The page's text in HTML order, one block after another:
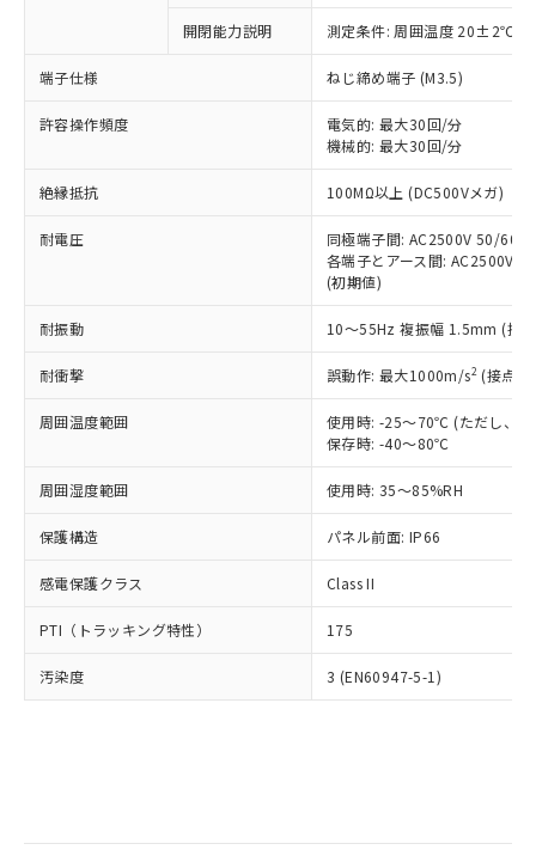
開閉能力説明 測定条件: 周囲温度 20±2℃、
端子仕様 ねじ締め端子 (M3.5)
許容操作頻度
電気的: 最大30回/分
機械的: 最大30回/分
絶縁抵抗 100MΩ以上 (DC500Vメガ)
耐電圧
同極端子間: AC2500V 50/
各端子とアース間: AC2500V
(初期値)
耐振動 10～55Hz 複振幅 1.5mm (接
耐衝撃 誤動作: 最大1000m/s2 (接点
周囲温度範囲
使用時: -25～70℃ (ただし、氷
保存時: -40～80℃
周囲湿度範囲 使用時: 35～85%RH
保護構造 パネル前面: IP66
感電保護クラス Class II
PTI（トラッキング特性） 175
汚染度 3 (EN60947-5-1)
以下の条件をお読みいただき、同意のうえ
ご利用ください。
本サービスは、当社制御機器事業取扱
商品の当社在庫状況および標準価格
当社制御機器事業取扱商品の中には、
本サービスの対象外となる商品もある
ことをご了承ください。
在庫状況および標準価格照会結果は、
記載している更新日時点での社内デー
タに基づき作成されるものであり、閲
覧された時点での実際の在庫および標
準価格とは異なる場合があることをご
正式な納期状況および標準価格はお客
様のお取引先、またはお客様担当のオ
ムロン制御機器販売店・当社販売員に
オムロン制御機器販売店や当社販売拠
販売ネットワーク
」をご確認
ください。
在庫状況および標準価格結果を当社の
事前の承諾なく第三者に漏洩または開
マイパーツ機能（部品リスト作成サー
および当社の共同利用者が、当社の製
対応予定なし：EU RoHS指令（10物質）の
非含有に非対応の商品で、対応品を出す予
定はありません。
調査・確認中：EU RoHS指令（10物質）の
非含有の対応状況を調査中または確認中の
非該当品：ライセンス料など無形物で、有
害物質有無と関係のない商品です。
いたものが、含有品と判明した場合などや
むを得ず変更することがあります。
六価クロム(Cr(Ⅵ)) 1000ppm以下、ポリ臭化ビフェニル
類(PBB) 1000ppm以下、ポリ臭化ジフェニルエーテル類
(PBDE) 1000ppm以下、フタル酸ビス(2-エチルヘキシ
ル) (DEHP)(別名：DOP) 1000ppm以下、フタル酸ブチ
ルベンジル（BBP） 1000ppm以下、フタル酸ジブチル
（DBP） 1000ppm以下、フタル酸ジイソブチル
(DIBP) 1000ppm以下
フタル酸エステル類の４物質については閾値を超える意
図的な使用がないことを確認しています。
※2 対応予定月
部品在庫の切り替え状況などにより、予定
月が前後することがあります。
※1 中国RoHS○×表
「○」：最大均質材料含有率が中国RoHSの
基準値以下であることを示します。
「×」：最大均質材料含有率が中国RoHSの
基準値を超えていることを示します。
「－」：未確認です。当社販売部門へお問
*中国RoHS10物質の基準値 (GB/T26572)：
Pb(鉛) :1000ppm、 Hg(水銀) : 1000ppm、 Cd(カドミウ
Cr(Ⅵ)(六価クロム) : 1000ppm、 PBBs(ポリ臭化ビフェ
ニル類) : 1000ppm、 PBDEs(ポリ臭化ジフェニルエーテ
DBP(フタル酸ジブチル) : 1000ppm、 DIBP(フタル酸ジ
イソブチル) : 1000ppm、 BBP(フタル酸ブチルベンジ
ル) : 1000ppm、
DEHP(フタル酸ビス(2-エチルヘキシル)) : 1000ppm
※2 環境保護使用期限
「ｅ」：有害物質（10物質）のすべてが基
準値以下であることを示します。
「10」：通常の使用状況下において有害物
質が外部に漏えいし、環境に深刻な影響を
当社は、これら貴社製品のうち、外国
為替および外国貿易法に定める商品
（以下｢規制貨物等」という）を輸出
または国外への提供する場合は、日本
国政府の輸出許可(または役務取引許
可)を取得するなどの必要な手続きを
当社は規制貨物を破棄する場合は、完
全に破砕するなど、違法に輸出されな
いよう必要な手段を講じます。
ル、化学兵器、生物兵器またはその他
武器並びにこれらの製造装置等に一切
使用いたしません。
当社は、貴社製品を第三者に販売する
場合は、上記1、2および3の内容を当
該第三者に通知します。また当社は、
販売先および販売に係わる関係者が違
法に輸出するおそれがある場合は、取
○ 一定数以上の在庫あり
一定数には満たないが在庫あり
在庫なし(最新の在庫状況につ
いては、お客様のお取引先、ま
たはお客様担当のオムロン制御
機器販売店・当社販売員にご確
認ください)
受注生産機種、また在庫状況の